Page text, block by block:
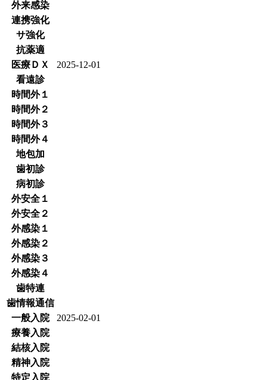
外来感染
連携強化
サ強化
抗薬適
医療ＤＸ
2025-12-01
看遠診
時間外１
時間外２
時間外３
時間外４
地包加
歯初診
病初診
外安全１
外安全２
外感染１
外感染２
外感染３
外感染４
歯特連
歯情報通信
一般入院
2025-02-01
療養入院
結核入院
精神入院
特定入院